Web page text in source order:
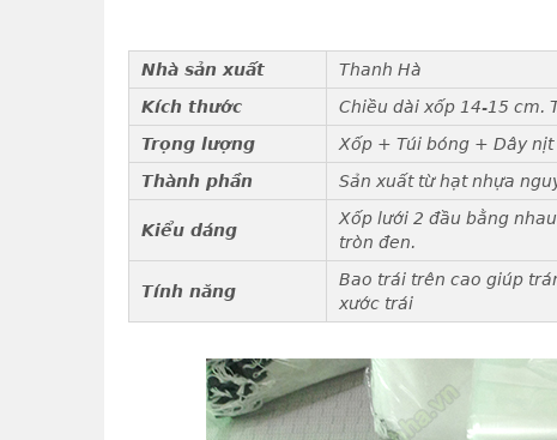
Nhà sản xuất
Thanh Hà
Kích thước
Chiều dài xốp 14-15 cm.
Trọng lượng
Xốp + Túi bóng + Dây
Thành phần
Sản xuất từ hạt nhựa
Kiểu dáng
Xốp lưới 2 đầu bằng
tròn đen.
Tính năng
Bao trái trên cao giúp
xước trái